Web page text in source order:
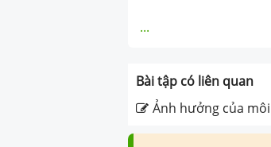
...
Bài tập có liên quan
Ảnh hưởng của